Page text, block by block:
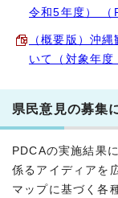
令和5年度） （
（概要版）沖
いて（対象年
県民意見の募集
PDCAの実施結果
係るアイディアを
マップに基づく各